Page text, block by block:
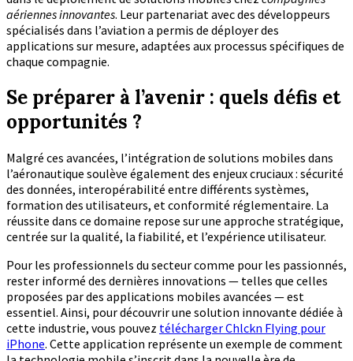
aériennes innovantes. Leur partenariat avec des développeurs
spécialisés dans l’aviation a permis de déployer des
applications sur mesure, adaptées aux processus spécifiques de
chaque compagnie.
Se préparer à l’avenir : quels défis et
opportunités ?
Malgré ces avancées, l’intégration de solutions mobiles dans
l’aéronautique soulève également des enjeux cruciaux : sécurité
des données, interopérabilité entre différents systèmes,
formation des utilisateurs, et conformité réglementaire. La
réussite dans ce domaine repose sur une approche stratégique,
centrée sur la qualité, la fiabilité, et l’expérience utilisateur.
Pour les professionnels du secteur comme pour les passionnés,
rester informé des dernières innovations — telles que celles
proposées par des applications mobiles avancées — est
essentiel. Ainsi, pour découvrir une solution innovante dédiée à
cette industrie, vous pouvez télécharger Chlckn Flying pour
iPhone. Cette application représente un exemple de comment